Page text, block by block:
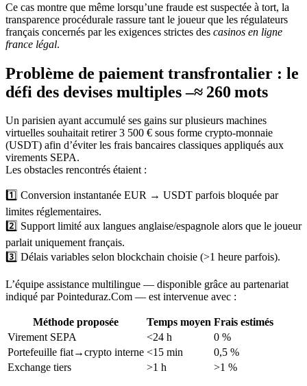
Ce cas montre que même lorsqu’une fraude est suspectée à tort, la
transparence procédurale rassure tant le joueur que les régulateurs
français concernés par les exigences strictes des casinos en ligne
france légal.
Problème de paiement transfrontalier : le
défi des devises multiples –≈ 260 mots
Un parisien ayant accumulé ses gains sur plusieurs machines
virtuelles souhaitait retirer 3 500 € sous forme crypto‑monnaie
(USDT) afin d’éviter les frais bancaires classiques appliqués aux
virements SEPA.
Les obstacles rencontrés étaient :
1️⃣ Conversion instantanée EUR → USDT parfois bloquée par
limites réglementaires.
2️⃣ Support limité aux langues anglaise/espagnole alors que le joueur
parlait uniquement français.
3️⃣ Délais variables selon blockchain choisie (>1 heure parfois).
L’équipe assistance multilingue — disponible grâce au partenariat
indiqué par Pointeduraz.Com — est intervenue avec :
Méthode proposée Temps moyen Frais estimés
Virement SEPA
<24 h
0 %
Portefeuille fiat→crypto interne <15 min
0,5 %
Exchange tiers
>1 h >1 %